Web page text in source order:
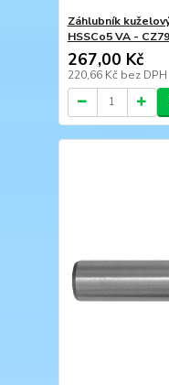
Záhlubník
HSSCo5 VA -
267,00 Kč
220,66 Kč bez DPH